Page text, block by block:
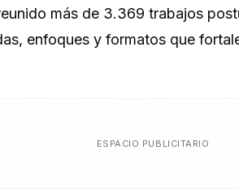
más de 3.369 trabajos
enfoques y formatos que
ESPACIO PUBLICITARIO